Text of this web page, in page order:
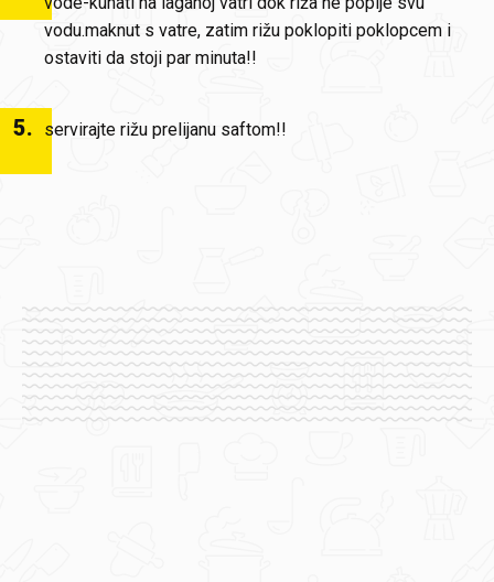
vodu.maknut s vatre, zatim rižu poklopiti poklopcem i
ostaviti da stoji par minuta!!
5. servirajte rižu prelijanu saftom!!